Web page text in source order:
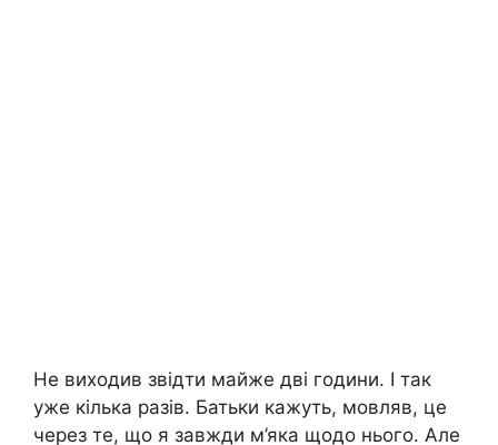
Не виходив звідти майже дві години. І так
уже кілька разів. Батьки кажуть, мовляв, це
через те, що я завжди м’яка щодо нього. Але